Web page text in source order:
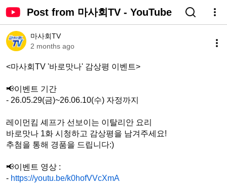
Post from 마사회TV - YouTube
마사회TV
2 months ago
<마사회TV '바로맛나' 감상평 이벤트>
📢이벤트 기간
- 26.05.29(금)~26.06.10(수) 자정까지
레이먼킴 셰프가 선보이는 이탈리안 요리
바로맛나 1화 시청하고 감상평을 남겨주세요!
추첨을 통해 경품을 드립니다:)
📢이벤트 영상 :
- https://youtu.be/k0hofVVcXmA